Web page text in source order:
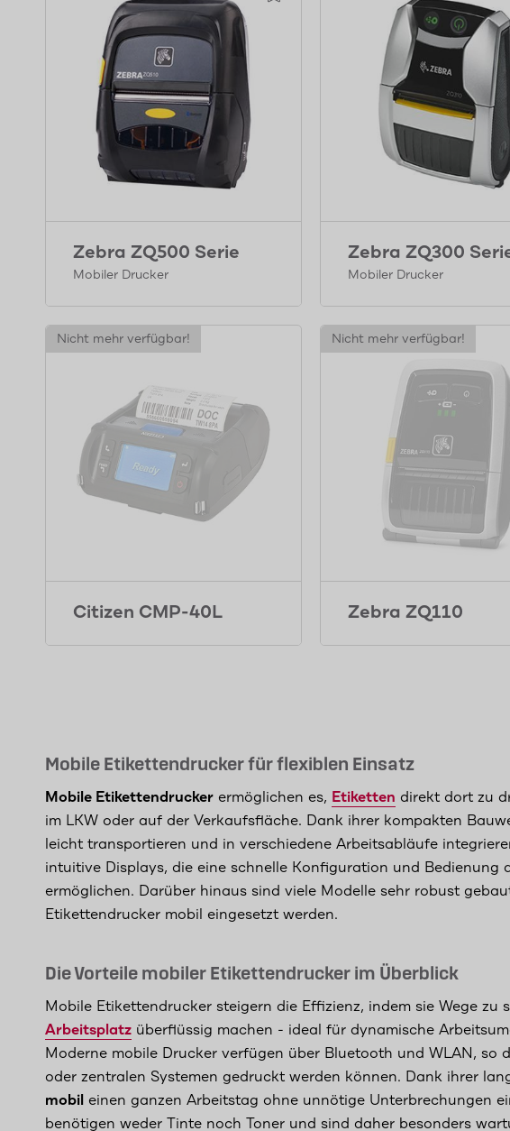
Zebra ZQ500 Serie
Mobiler Drucker
Zebra ZQ300
Mobiler Drucker
Nicht mehr verfügbar!
Citizen CMP-40L
Nicht mehr verfügbar!
Zebra ZQ110
Mobile Etikettendrucker für flexiblen Einsatz
Mobile Etikettendrucker ermöglichen es, Etiketten direkt dort zu
im LKW oder auf der Verkaufsfläche. Dank ihrer kompakten
leicht transportieren und in verschiedene Arbeitsabläufe
intuitive Displays, die eine schnelle Konfiguration und Bedienung
ermöglichen. Darüber hinaus sind viele Modelle sehr robust
Etikettendrucker mobil eingesetzt werden.
Die Vorteile mobiler Etikettendrucker im Überblick
Mobile Etikettendrucker steigern die Effizienz, indem sie Wege
Arbeitsplatz überflüssig machen - ideal für dynamische
Moderne mobile Drucker verfügen über Bluetooth und WLAN, so
oder zentralen Systemen gedruckt werden können. Dank ihrer
mobil einen ganzen Arbeitstag ohne unnötige Unterbrechungen
benötigen weder Tinte noch Toner und sind daher besonders